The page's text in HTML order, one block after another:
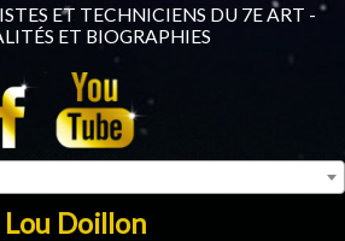
ET TECHNICIENS DU 7E ART -
ET BIOGRAPHIES
Lou Doillon